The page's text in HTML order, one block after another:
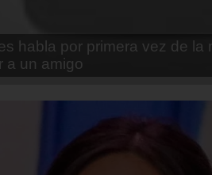
Contreras y la firme